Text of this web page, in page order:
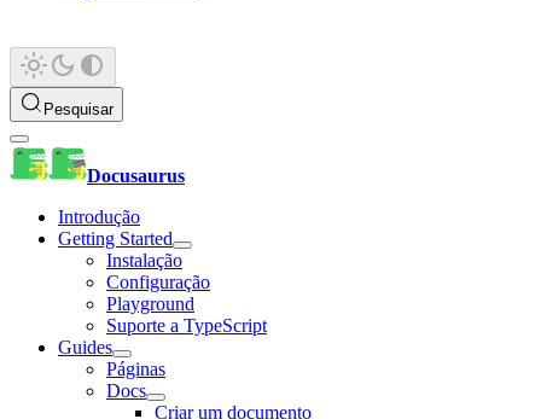
Pesquisar
Docusaurus
Introdução
Getting Started
Instalação
Configuração
Playground
Suporte a TypeScript
Guides
Páginas
Docs
Criar um documento